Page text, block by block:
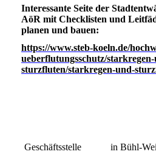
Interessante Seite der
AöR mit Checklisten und
planen und bauen:
https://www.steb-koeln.de/
ueberflutungsschutz/
sturzfluten/starkregen-und-
Geschäftsstelle in Bühl-